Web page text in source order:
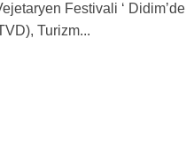
Festivali ‘ Didim’de
Turizm...